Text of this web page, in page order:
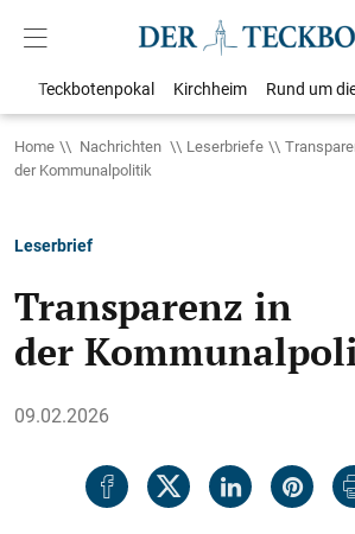
Teckbotenpokal Kirchheim Rund um
Home Nachrichten Leserbriefe
der Kommunalpolitik
Leserbrief
Transparenz in
der
09.02.2026